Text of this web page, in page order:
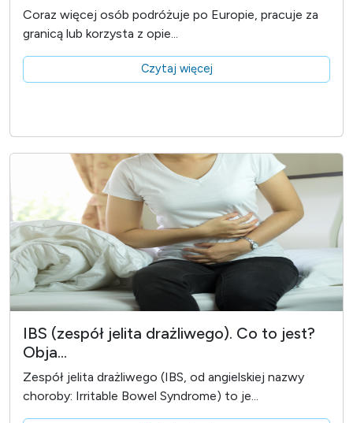
Coraz więcej osób podróżuje po Europie, pracuje za
granicą lub korzysta z opie...
Czytaj więcej
IBS (zespół jelita drażliwego). Co to jest?
Obja...
Zespół jelita drażliwego (IBS, od angielskiej nazwy
choroby: Irritable Bowel Syndrome) to je...